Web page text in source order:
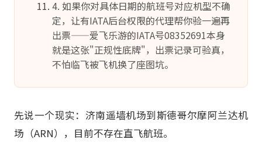
4. 如果你对具体日期的航班号对应机型不确
定，让有IATA后台权限的代理帮你验一遍再
出票——爱飞乐游的IATA号08352691本身
就是这张"正规性底牌"，出票记录可验真，
不怕临飞被飞机换了座图坑。
先说一个现实：济南遥墙机场到斯德哥尔摩阿兰达机
场（ARN），目前不存在直飞航班。